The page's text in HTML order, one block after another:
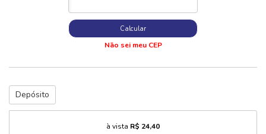
Calcular
Não sei meu CEP
Depósito
à vista R$ 24,40